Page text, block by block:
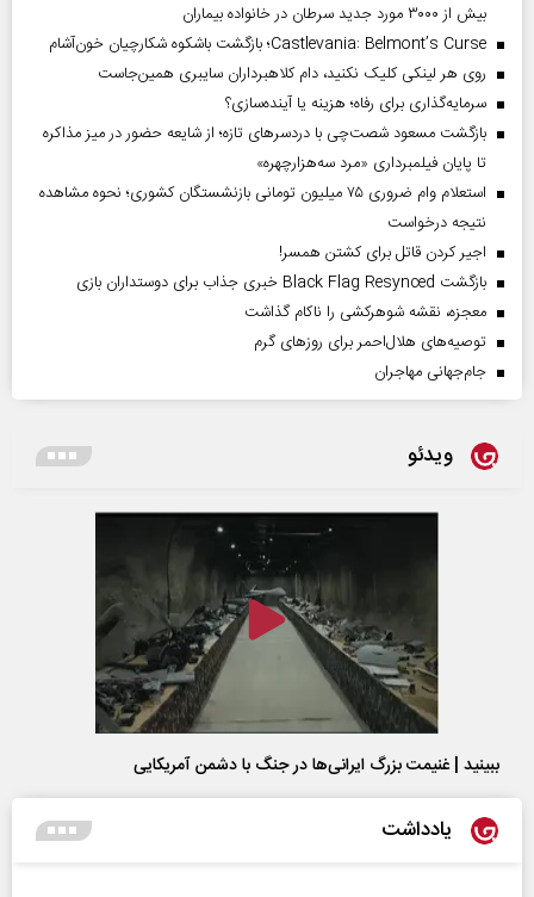
بیش از ۳۰۰۰ مورد جدید سرطان در خانواده بیماران
Castlevania: Belmont’s Curse؛ بازگشت باشکوه شکارچیان خون‌آشام
روی هر لینکی کلیک نکنید، دام کلاهبرداران سایبری همین‌جاست
سرمایه‌گذاری برای رفاه؛ هزینه یا آینده‌سازی؟
بازگشت مسعود شصت‌چی با دردسر‌های تازه؛ از شایعه حضور در میز مذاکره
تا پایان فیلمبرداری «مرد سه‌هزارچهره»
استعلام وام ضروری ۷۵ میلیون تومانی بازنشستگان کشوری؛ نحوه مشاهده
نتیجه درخواست
اجیر کردن قاتل برای کشتن همسر!
بازگشت Black Flag Resynced خبری جذاب برای دوستداران بازی
معجزه، نقشه شوهرکشی را ناکام گذاشت
توصیه‌های هلال‌احمر برای روز‌های گرم
جام‌جهانی مهاجران
ویدئو
ببینید | غنیمت بزرگ ایرانی‌ها در جنگ با دشمن آمریکایی
یادداشت